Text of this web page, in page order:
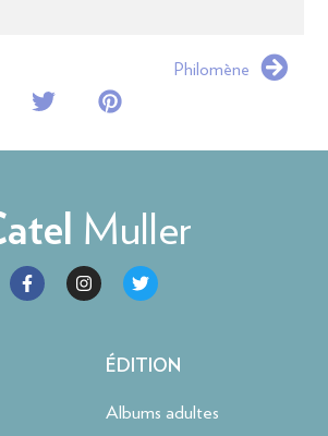
Philomène
Muller
ÉDITION
Albums adultes